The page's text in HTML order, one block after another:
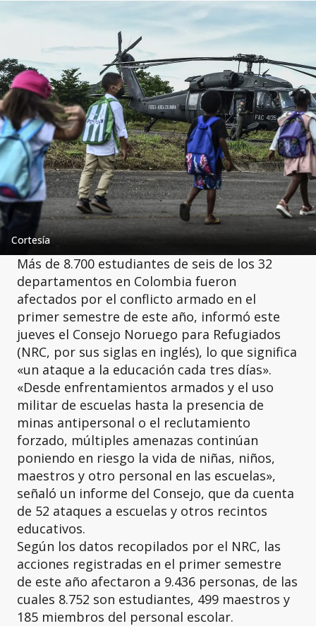
Cortesía
Más de 8.700 estudiantes de seis de los 32
departamentos en Colombia fueron
afectados por el conflicto armado en el
primer semestre de este año, informó este
jueves el Consejo Noruego para Refugiados
(NRC, por sus siglas en inglés), lo que significa
«un ataque a la educación cada tres días».
«Desde enfrentamientos armados y el uso
militar de escuelas hasta la presencia de
minas antipersonal o el reclutamiento
forzado, múltiples amenazas continúan
poniendo en riesgo la vida de niñas, niños,
maestros y otro personal en las escuelas»,
señaló un informe del Consejo, que da cuenta
de 52 ataques a escuelas y otros recintos
educativos.
Según los datos recopilados por el NRC, las
acciones registradas en el primer semestre
de este año afectaron a 9.436 personas, de las
cuales 8.752 son estudiantes, 499 maestros y
185 miembros del personal escolar.